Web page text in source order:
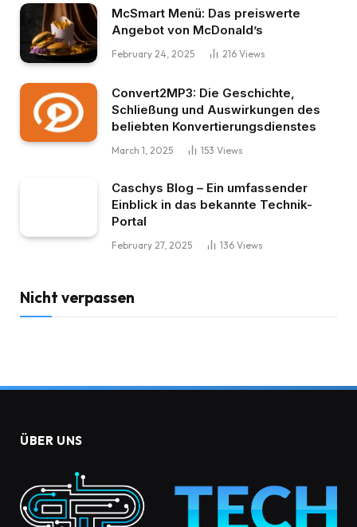
McSmart Menü: Das preiswerte
Angebot von McDonald’s
February 24, 2025 216 Views
Convert2MP3: Die Geschichte,
Schließung und Auswirkungen des
beliebten Konvertierungsdienstes
March 1, 2025 153 Views
Caschys Blog – Ein umfassender
Einblick in das bekannte Technik-
Portal
February 27, 2025 136 Views
Nicht verpassen
ÜBER UNS